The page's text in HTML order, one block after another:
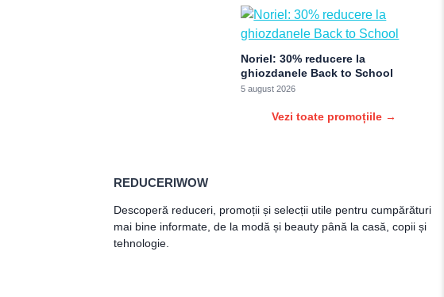
Noriel: 30% reducere la
ghiozdanele Back to School
5 august 2026
Vezi toate promoțiile →
REDUCERIWOW
Descoperă reduceri, promoții și selecții utile pentru cumpărături
mai bine informate, de la modă și beauty până la casă, copii și
tehnologie.